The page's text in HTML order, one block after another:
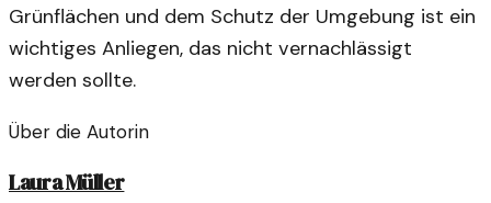
Grünflächen und dem Schutz der Umgebung ist ein
wichtiges Anliegen, das nicht vernachlässigt
werden sollte.
Über die Autorin
Laura Müller